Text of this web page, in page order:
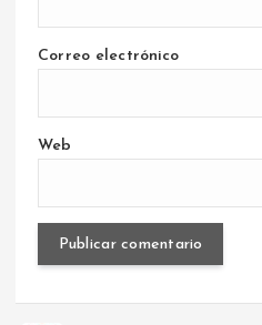
Correo electrónico
Web